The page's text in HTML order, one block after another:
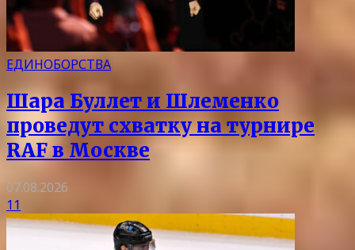
ЕДИНОБОРСТВА
Шара Буллет и Шлеменко
проведут схватку на турнире
RAF в Москве
07.08.2026
11